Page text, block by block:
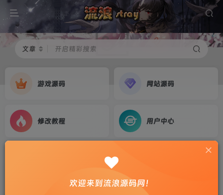
文章 开启精彩搜索
游戏源码 网站源码
修改教程 用户中心
端+运营后台+GM后台+架设教程
欢迎来到流浪源码网！